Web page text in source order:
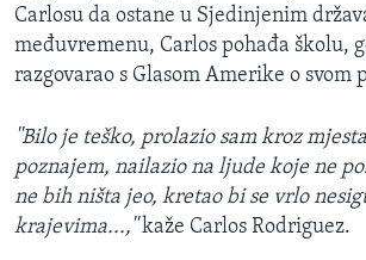
Carlosu da ostane u Sjedinjenim
međuvremenu, Carlos pohađa školu,
razgovarao s Glasom Amerike o svom
''Bilo je teško, prolazio sam kroz
poznajem, nailazio na ljude koje ne
ne bih ništa jeo, kretao bi se vrlo
krajevima...,''kaže Carlos Rodriguez.